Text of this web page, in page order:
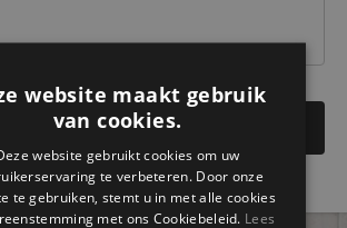
website maakt gebruik
van cookies.
website gebruikt cookies om uw
te verbeteren. Door onze
te gebruiken, stemt u in met alle cookies
met ons Cookiebeleid. Lees